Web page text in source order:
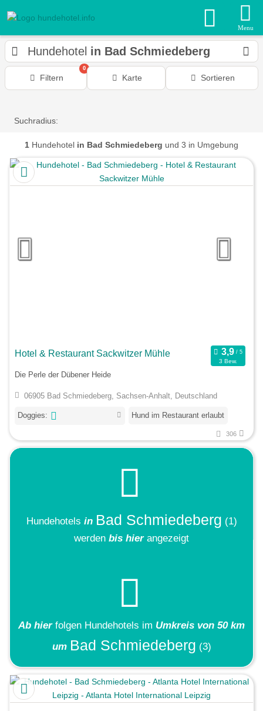
Menu
Hundehotel in Bad Schmiedeberg
Filtern
0
Karte Sortieren
Suchradius:
1 Hundehotel in Bad Schmiedeberg und 3 in Umgebung
Hotel & Restaurant Sackwitzer Mühle
3 Bew.
Die Perle der Dübener Heide
06905 Bad Schmiedeberg, Sachsen-Anhalt, Deutschland
Doggies: Hund im Restaurant erlaubt
306
Hundehotels in Bad Schmiedeberg (1)
werden bis hierangezeigt
Ab hier folgen Hundehotels im Umkreis von 50 km
um Bad Schmiedeberg (3)